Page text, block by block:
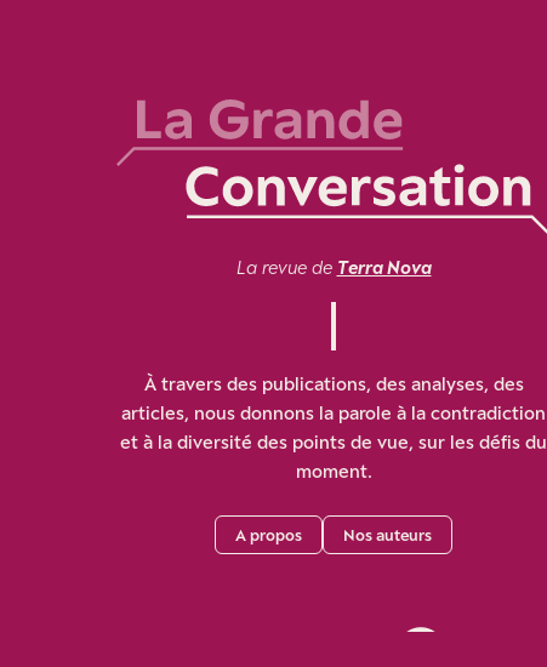
La revue de Terra Nova
À travers des publications, des analyses, des
articles, nous donnons la parole à la contradiction
et à la diversité des points de vue, sur les défis du
moment.
A propos Nos auteurs